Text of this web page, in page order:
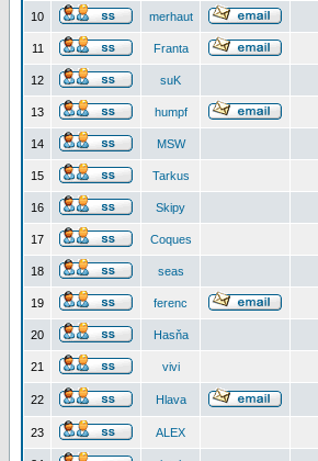
10 merhaut
11 Franta
12 suK
13 humpf
14 MSW
15 Tarkus
16 Skipy
17 Coques
18 seas
19 ferenc
20 Hasňa
21 vivi
22 Hlava
23 ALEX